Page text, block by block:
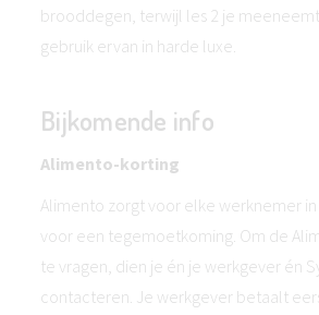
brooddegen, terwijl les 2 je
gebruik ervan in harde luxe.
Bijkomende info
Alimento-korting
Alimento zorgt voor elke werknemer in
voor een tegemoetkoming. Om de
te vragen, dien je én je werkgever én
contacteren. Je werkgever betaalt